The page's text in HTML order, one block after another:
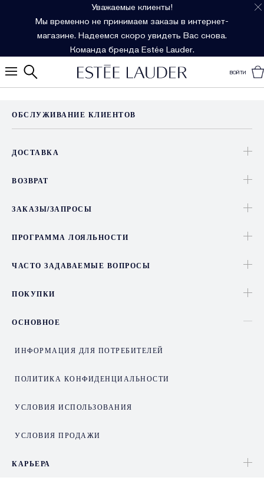
Уважаемые клиенты!
Мы временно не принимаем заказы в интернет-
магазине. Надеемся скоро увидеть Вас снова.
Команда бренда Estée Lauder.
ВОЙТИ
ОБСЛУЖИВАНИЕ КЛИЕНТОВ
ДОСТАВКА
ВОЗВРАТ
ЗАКАЗЫ/ЗАПРОСЫ
ПРОГРАММА ЛОЯЛЬНОСТИ
ЧАСТО ЗАДАВАЕМЫЕ ВОПРОСЫ
ПОКУПКИ
ОСНОВНОЕ
ИНФОРМАЦИЯ ДЛЯ ПОТРЕБИТЕЛЕЙ
ПОЛИТИКА КОНФИДЕНЦИАЛЬНОСТИ
УСЛОВИЯ ИСПОЛЬЗОВАНИЯ
УСЛОВИЯ ПРОДАЖИ
КАРЬЕРА